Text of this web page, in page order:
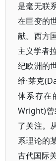
是毫无联
在巨变的
献。西方
主义学者
纪欧洲的
维·莱克
体系存在
Wright)曾
了关注。
系理论的
古代国际